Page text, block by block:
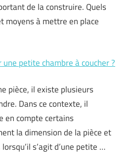
de la construire. Quels
moyens à mettre en place
petite chambre à coucher ?
pièce, il existe plusieurs
Dans ce contexte, il
en compte certains
la dimension de la pièce et
s’agit d’une petite …